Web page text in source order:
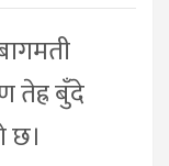
तेह्र बुँदे
छ।